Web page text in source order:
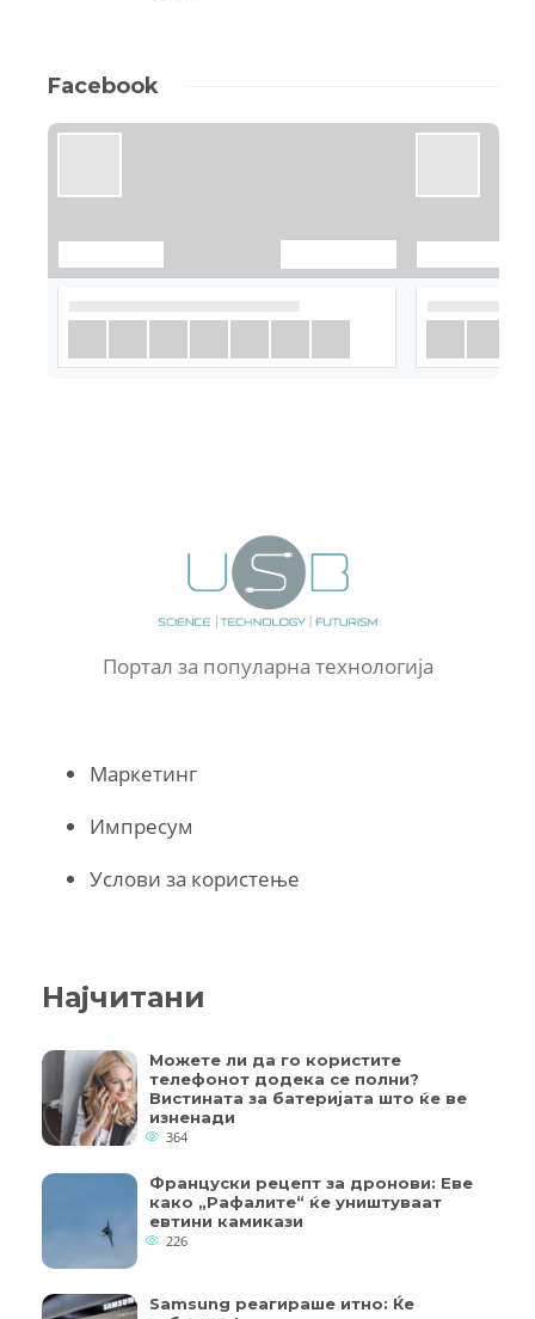
Facebook
Портал за популарна технологија
Маркетинг
Импресум
Услови за користење
Најчитани
Можете ли да го користите
телефонот додека се полни?
Вистината за батеријата што ќе ве
изненади
364
Француски рецепт за дронови: Еве
како „Рафалите“ ќе уништуваат
евтини камикази
226
Samsung реагираше итно: Ќе